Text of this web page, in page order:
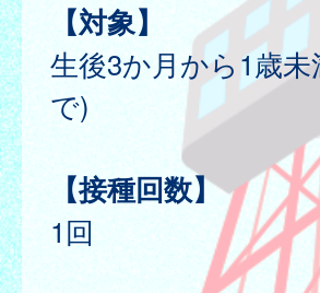
【対象】
生後3か月から1歳
で)
【接種回数】
1回